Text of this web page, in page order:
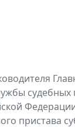
судебных
пристава